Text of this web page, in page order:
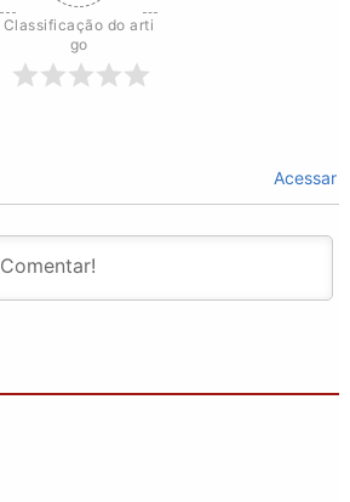
Classificação do arti
go
Acessar